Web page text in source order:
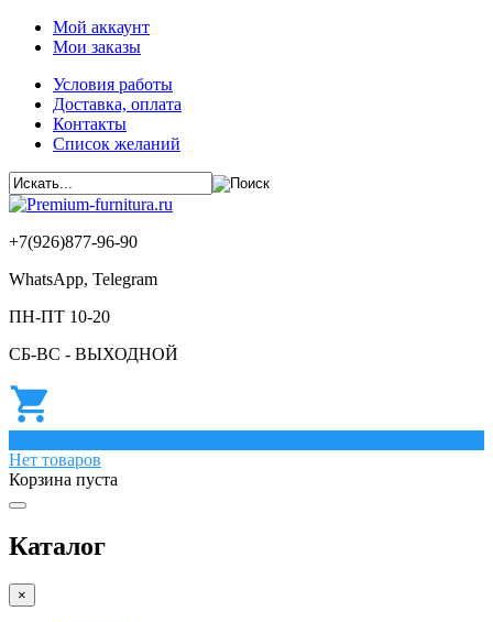
Мой аккаунт
Мои заказы
Условия работы
Доставка, оплата
Контакты
Список желаний
+7(926)877-96-90
WhatsApp, Telegram
ПН-ПТ 10-20
СБ-ВС - ВЫХОДНОЙ
Нет товаров
Корзина пуста
Каталог
×